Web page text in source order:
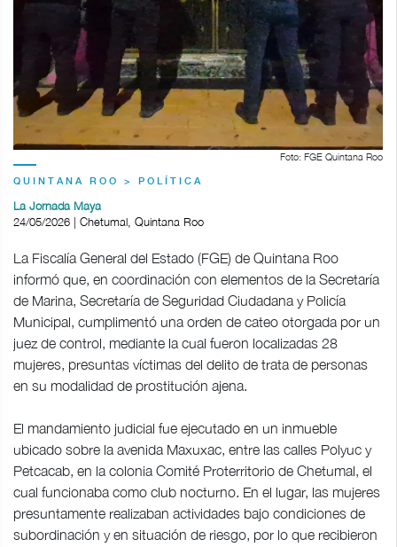
Foto: FGE Quintana Roo
QUINTANA ROO > POLÍTICA
La Jornada Maya
24/05/2026 | Chetumal, Quintana Roo
La Fiscalía General del Estado (FGE) de Quintana Roo
informó que, en coordinación con elementos de la Secretaría
de Marina, Secretaría de Seguridad Ciudadana y Policía
Municipal, cumplimentó una orden de cateo otorgada por un
juez de control, mediante la cual fueron localizadas 28
mujeres, presuntas víctimas del delito de trata de personas
en su modalidad de prostitución ajena.
El mandamiento judicial fue ejecutado en un inmueble
ubicado sobre la avenida Maxuxac, entre las calles Polyuc y
Petcacab, en la colonia Comité Proterritorio de Chetumal, el
cual funcionaba como club nocturno. En el lugar, las mujeres
presuntamente realizaban actividades bajo condiciones de
subordinación y en situación de riesgo, por lo que recibieron